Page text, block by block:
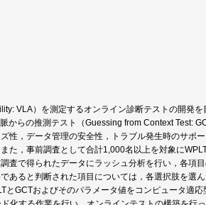
VLA）を測定するオンライン診断テストの開発を
からの推測テスト（Guessing from Context Test:
性，データ管理の安全性，トラブル発生時のサポー
た，事前調査として合計1,000名以上を対象に
査で得られたデータにラッシュ分析を行い，各項目
あると判断された項目については，各選択肢を選
GCTおよびそのパラメータ値をコンピュータ適応